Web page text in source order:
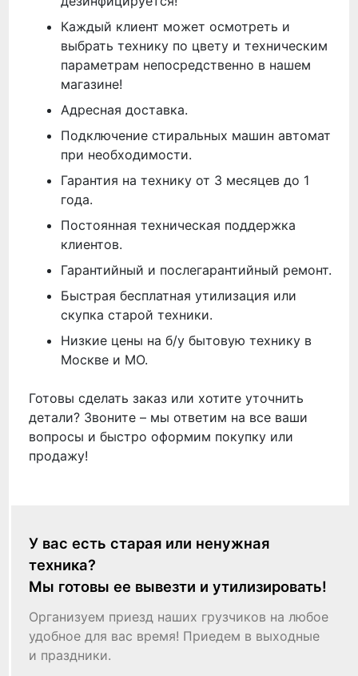
Каждый клиент может осмотреть и
выбрать технику по цвету и техническим
параметрам непосредственно в нашем
магазине!
Адресная доставка.
Подключение стиральных машин автомат
при необходимости.
Гарантия на технику от 3 месяцев до 1
года.
Постоянная техническая поддержка
клиентов.
Гарантийный и послегарантийный ремонт.
Быстрая бесплатная утилизация или
скупка старой техники.
Низкие цены на б/у бытовую технику в
Москве и МО.
Готовы сделать заказ или хотите уточнить
детали? Звоните – мы ответим на все ваши
вопросы и быстро оформим покупку или
продажу!
У вас есть старая или ненужная
техника?
Мы готовы ее вывезти и утилизировать!
Организуем приезд наших грузчиков на любое
удобное для вас время! Приедем в выходные
и праздники.